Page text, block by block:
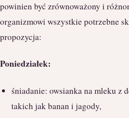
powinien być zrównoważony i
organizmowi wszystkie potrzebne
propozycja:
Poniedziałek:
śniadanie: owsianka na mleku z
takich jak banan i jagody,